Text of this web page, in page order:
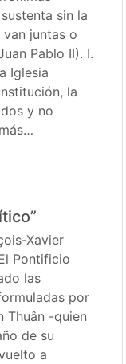
sin la
juntas o
Pablo II). I.
Iglesia
la
y no
Xavier
Pontificio
las
por
Thuân -quien
de su
a